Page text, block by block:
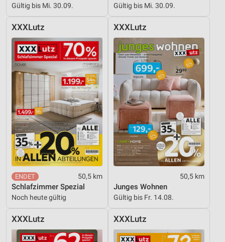
Gültig bis Mi. 30.09. Gültig bis Mi. 30.09.
XXXLutz
50,5 km
Schlafzimmer Spezial
Noch heute gültig
XXXLutz
50,5 km
Junges Wohnen
Gültig bis Fr. 14.08.
XXXLutz XXXLutz